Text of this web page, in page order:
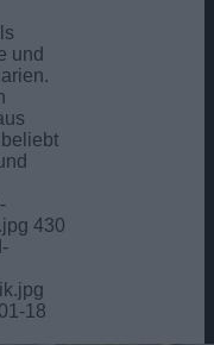
und
430
18